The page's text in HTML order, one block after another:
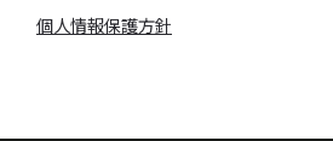
個人情報保護方針